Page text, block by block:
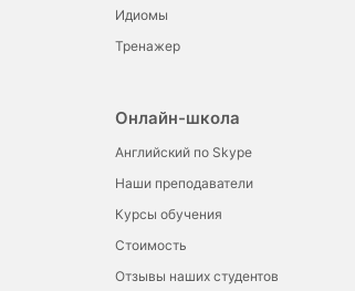
Идиомы
Тренажер
Онлайн-школа
Английский по Skype
Наши преподаватели
Курсы обучения
Стоимость
Отзывы наших студентов